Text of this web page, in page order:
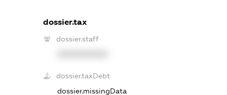
dossier.tax
dossier.staff
dossier.taxDebt
dossier.missingData